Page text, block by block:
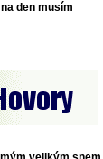
den musím